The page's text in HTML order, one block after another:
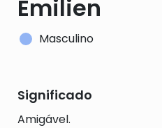
Emilien
Masculino
Significado
Amigável.